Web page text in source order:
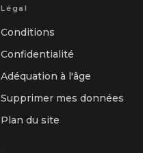
Légal
Conditions
Confidentialité
Adéquation à l'âge
Supprimer mes données
Plan du site